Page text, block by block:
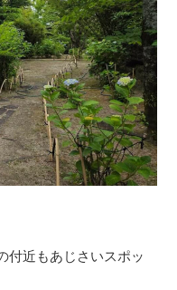
付近もあじさいスポッ